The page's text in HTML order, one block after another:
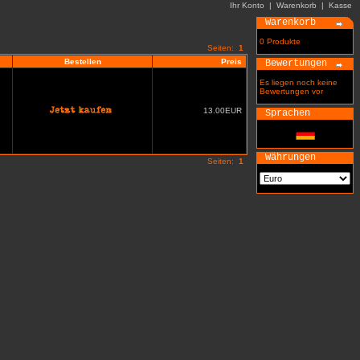
Ihr Konto | Warenkorb | Kasse
Seiten: 1
Bestellen Preis
13.00EUR
Seiten: 1
Warenkorb
0 Produkte
Bewertungen
Es liegen noch keine
Bewertungen vor
Sprachen
Währungen